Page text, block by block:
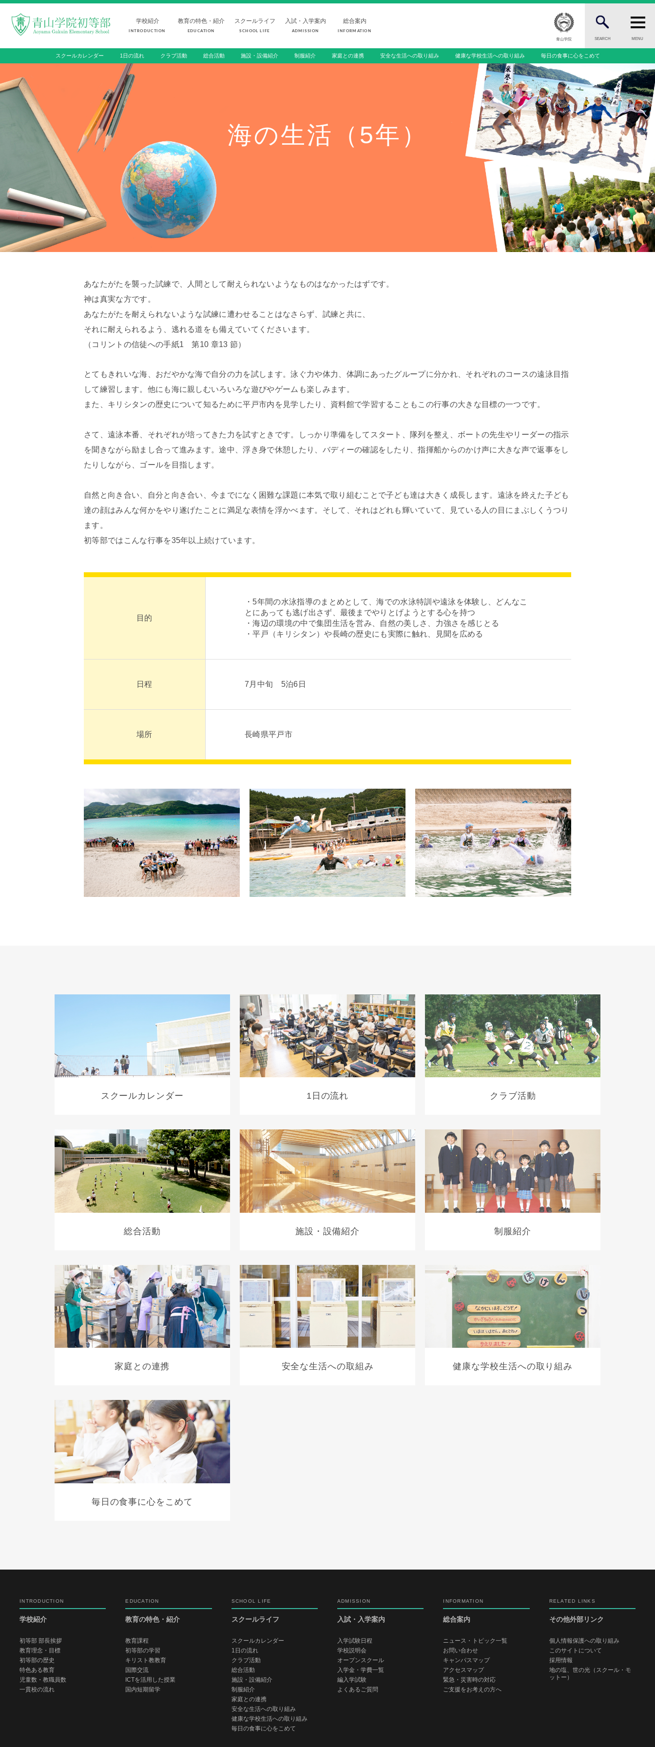
学校紹介
INTRODUCTION
教育の特色・紹介
EDUCATION
スクールライフ
SCHOOL LIFE
入試・入学案内
ADMISSION
総合案内
INFORMATION
青山学院 SEARCH MENU
FOR STUDENTS AND PARENTS
児童・保護者の方へ
FOR PROSPECTIVE STUDENTS FOR PUBLIC
一般の方へ
INTRODUCTION
学校紹介
初等部 部長挨拶
教育理念・目標
一貫校の流れ
初等部の学習
キリスト教教育
国際交流
ICTを活用した授業
国内短期留学
スクールカレンダー
入学試験日程
学校説明会
INFORMATION
総合案内
ニュース・トピック一覧
お問い合わせ
キャンパスマップ
アクセスマップ
緊急・災害時の対応
ご支援をお考えの方へ
個人情報保護への取り組み
このサイトについて
採用情報
地の塩、世の光（スクール・モットー）
スクールカレンダー 1日の流れ クラブ活動 総合活動 施設・設備紹介 制服紹介 家庭との連携 安全な生活への取り組み 健康な学校生活への取り組み 毎日の食事に心をこめて
海の生活（5年）
あなたがたを襲った試練で、人間として耐えられないようなものはなかったはずです。
神は真実な方です。
あなたがたを耐えられないような試練に遭わせることはなさらず、試練と共に、
それに耐えられるよう、逃れる道をも備えていてくださいます。
（コリントの信徒への手紙1 第10 章13 節）
とてもきれいな海、おだやかな海で自分の力を試します。泳ぐ力や体力、体調にあったグループに分かれ、それぞれのコースの遠泳目指
して練習します。他にも海に親しむいろいろな遊びやゲームも楽しみます。
また、キリシタンの歴史について知るために平戸市内を見学したり、資料館で学習することもこの行事の大きな目標の一つです。
さて、遠泳本番、それぞれが培ってきた力を試すときです。しっかり準備をしてスタート、隊列を整え、ボートの先生やリーダーの指示
を聞きながら励まし合って進みます。途中、浮き身で休憩したり、バディーの確認をしたり、指揮船からのかけ声に大きな声で返事をし
たりしながら、ゴールを目指します。
自然と向き合い、自分と向き合い、今までになく困難な課題に本気で取り組むことで子ども達は大きく成長します。遠泳を終えた子ども
達の顔はみんな何かをやり遂げたことに満足な表情を浮かべます。そして、それはどれも輝いていて、見ている人の目にまぶしくうつり
ます。
初等部ではこんな行事を35年以上続けています。
目的
・5年間の水泳指導のまとめとして、海での水泳特訓や遠泳を体験し、どんなこ
とにあっても逃げ出さず、最後までやりとげようとする心を持つ
・海辺の環境の中で集団生活を営み、自然の美しさ、力強さを感じとる
・平戸（キリシタン）や長崎の歴史にも実際に触れ、見聞を広める
日程 7月中旬 5泊6日
場所 長崎県平戸市
スクールカレンダー 1日の流れ クラブ活動
総合活動 施設・設備紹介 制服紹介
家庭との連携 安全な生活への取組み 健康な学校生活への取り組み
毎日の食事に心をこめて
INTRODUCTION
学校紹介
初等部 部長挨拶
教育理念・目標
初等部の歴史
特色ある教育
児童数・教職員数
一貫校の流れ
EDUCATION
教育の特色・紹介
教育課程
初等部の学習
キリスト教教育
国際交流
ICTを活用した授業
国内短期留学
SCHOOL LIFE
スクールライフ
スクールカレンダー
1日の流れ
クラブ活動
総合活動
施設・設備紹介
制服紹介
家庭との連携
安全な生活への取り組み
健康な学校生活への取り組み
毎日の食事に心をこめて
ADMISSION
入試・入学案内
入学試験日程
学校説明会
オープンスクール
入学金・学費一覧
編入学試験
よくあるご質問
INFORMATION
総合案内
ニュース・トピック一覧
お問い合わせ
キャンパスマップ
アクセスマップ
緊急・災害時の対応
ご支援をお考えの方へ
RELATED LINKS
その他外部リンク
個人情報保護への取り組み
このサイトについて
採用情報
地の塩、世の光（スクール・モ
ットー）